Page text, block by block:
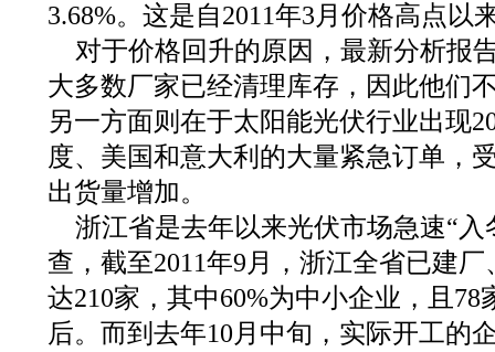
3.68%。这是自2011年3月价格高点以
对于价格回升的原因，最新分析报
大多数厂家已经清理库存，因此他们
另一方面则在于太阳能光伏行业出现
度、美国和意大利的大量紧急订单，
出货量增加。
浙江省是去年以来光伏市场急速“
查，截至2011年9月，浙江全省已建
达210家，其中60%为中小企业，且78
后。而到去年10月中旬，实际开工的